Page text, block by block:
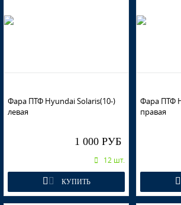
WGM - SAPPHIRE BLUE
WGM - SAPPHIRE BLUE
TDY - CHARMING RED, GARNET RED
TDY - CHARMING RED, GARNET RED
Фара ПТФ Hyundai Solaris(10-)
левая
1 000 РУБ
12 шт.
КУПИТЬ
Фара ПТФ
правая